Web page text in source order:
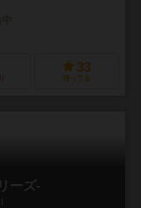
33
持ってる
ーズ-